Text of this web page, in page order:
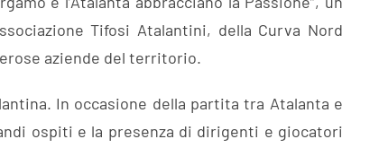
Tifosi Atalantini, della Curva Nord
aziende del territorio.
In occasione della partita tra Atalanta e
ospiti e la presenza di dirigenti e giocatori